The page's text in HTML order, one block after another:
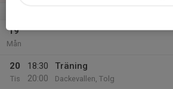
19
Mån
20
Tis
18:30
20:00
Träning
Dackevallen, Tolg